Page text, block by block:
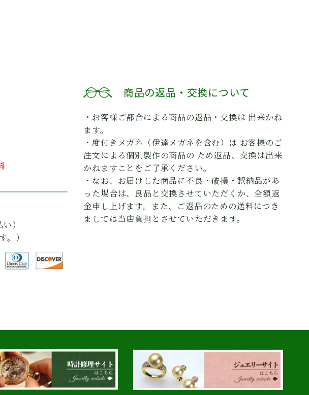
）
。）
商品の返品・交換について
・お客様ご都合による商品の返品・交換は 出来かね
ます。
・度付きメガネ（伊達メガネを含む）は お客様のご
注文による個別製作の商品の ため返品、交換は出来
かねますことをご了承ください。
・なお、お届けした商品に不良・破損・誤納品があ
った場合は、良品と交換させていただくか、全額返
金申し上げます。また、ご返品のための送料につき
ましては当店負担とさせていただきます。